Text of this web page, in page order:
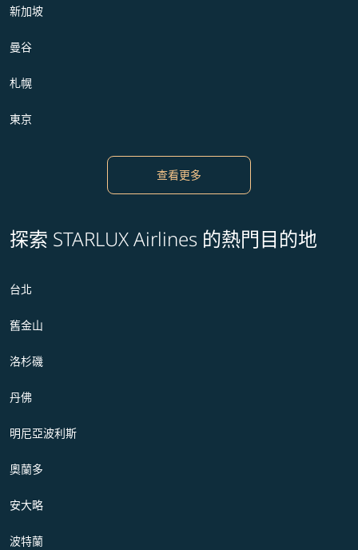
新加坡
曼谷
札幌
東京
查看更多
探索 STARLUX Airlines 的熱門目的地
台北
舊金山
洛杉磯
丹佛
明尼亞波利斯
奧蘭多
安大略
波特蘭